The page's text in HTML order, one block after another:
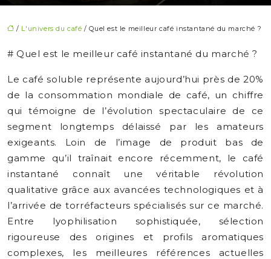
/ L'univers du café / Quel est le meilleur café instantané du marché ?
# Quel est le meilleur café instantané du marché ?
Le café soluble représente aujourd’hui près de 20%
de la consommation mondiale de café, un chiffre
qui témoigne de l’évolution spectaculaire de ce
segment longtemps délaissé par les amateurs
exigeants. Loin de l’image de produit bas de
gamme qu’il traînait encore récemment, le café
instantané connaît une véritable révolution
qualitative grâce aux avancées technologiques et à
l’arrivée de torréfacteurs spécialisés sur ce marché.
Entre lyophilisation sophistiquée, sélection
rigoureuse des origines et profils aromatiques
complexes, les meilleures références actuelles